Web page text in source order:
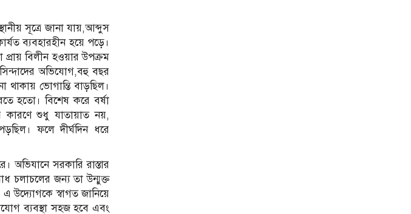
সূত্রে জানা যায়,আব্দুস
ব্যবহারহীন হয়ে পড়ে।
প্রায় বিলীন হওয়ার উপক্রম
অভিযোগ,বহু বছর
থাকায় ভোগান্তি বাড়ছিল।
হতো। বিশেষ করে বর্ষা
কারণে শুধু যাতায়াত নয়,
ফলে দীর্ঘদিন ধরে
অভিযানে সরকারি রাস্তার
চলাচলের জন্য তা উন্মুক্ত
এ উদ্যোগকে স্বাগত জানিয়ে
ব্যবস্থা সহজ হবে এবং